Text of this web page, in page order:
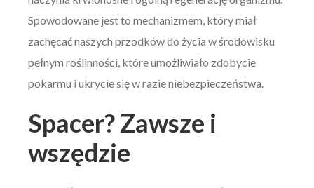
Spowodowane jest to mechanizmem, który miał
zachęcać naszych przodków do życia w środowisku
pełnym roślinności, które umożliwiało zdobycie
pokarmu i ukrycie się w razie niebezpieczeństwa.
Spacer? Zawsze i
wszędzie